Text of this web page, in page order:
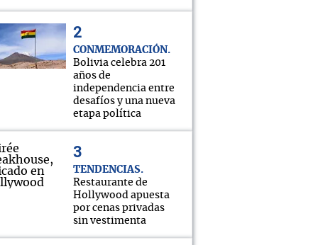
CONMEMORACIÓN
Bolivia celebra 201
años de
independencia entre
desafíos y una nueva
etapa política
TENDENCIAS
Restaurante de
Hollywood apuesta
por cenas privadas
sin vestimenta